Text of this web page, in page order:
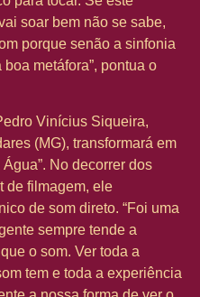
soar bem não se sabe,
porque senão a sinfonia
metáfora”, pontua o
Vinícius Siqueira,
(MG), transformará em
No decorrer dos
de filmagem, ele
de som direto. “Foi uma
sempre tende a
o som. Ver toda a
tem e toda a experiência